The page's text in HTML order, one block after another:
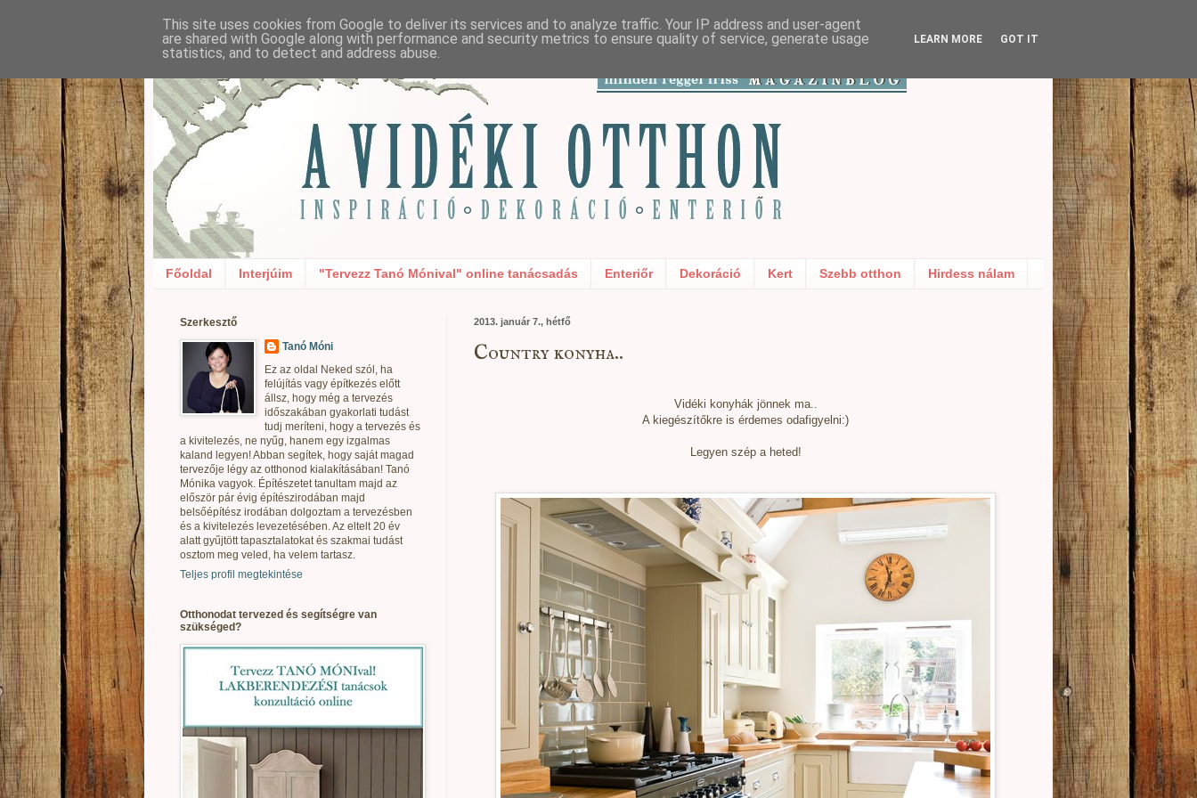
Főoldal Interjúim "Tervezz Tanó Mónival" online tanácsadás Enteriőr Dekoráció Kert Szebb otthon Hirdess nálam
2013. január 7., hétfő
Country konyha..
Vidéki konyhák jönnek ma..
A kiegészítőkre is érdemes odafigyelni:)
Legyen szép a heted!
Szerkesztő
Tanó Móni
Ez az oldal Neked szól, ha
felújítás vagy építkezés előtt
állsz, hogy még a tervezés
időszakában gyakorlati tudást
tudj meríteni, hogy a tervezés és
a kivitelezés, ne nyűg, hanem egy izgalmas
kaland legyen! Abban segítek, hogy saját magad
tervezője légy az otthonod kialakításában! Tanó
Mónika vagyok. Építészetet tanultam majd az
először pár évig építészirodában majd
belsőépítész irodában dolgoztam a tervezésben
és a kivitelezés levezetésében. Az eltelt 20 év
alatt gyűjtött tapasztalatokat és szakmai tudást
osztom meg veled, ha velem tartasz.
Teljes profil megtekintése
Otthonodat tervezed és segítségre van
szükséged?
This site uses cookies from Google to deliver its services and to analyze traffic. Your IP address and user-agent
are shared with Google along with performance and security metrics to ensure quality of service, generate usage
statistics, and to detect and address abuse.
LEARN MORE GOT IT